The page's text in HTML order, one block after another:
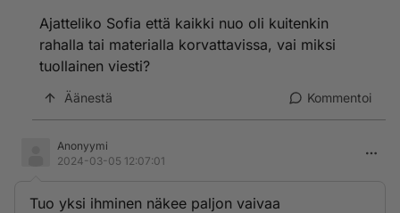
Ajatteliko Sofia että kaikki nuo oli kuitenkin
rahalla tai materialla korvattavissa, vai miksi
tuollainen viesti?
Äänestä Kommentoi
Anonyymi
2024-03-05 12:07:01
Tuo yksi ihminen näkee paljon vaivaa